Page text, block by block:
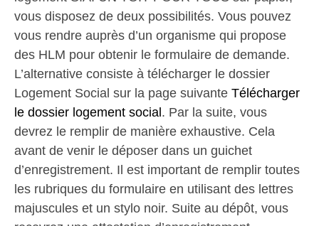
vous disposez de deux possibilités. Vous pouvez
vous rendre auprès d’un organisme qui propose
des HLM pour obtenir le formulaire de demande.
L’alternative consiste à télécharger le dossier
Logement Social sur la page suivante Télécharger
le dossier logement social . Par la suite, vous
devrez le remplir de manière exhaustive. Cela
avant de venir le déposer dans un guichet
d’enregistrement. Il est important de remplir toutes
les rubriques du formulaire en utilisant des lettres
majuscules et un stylo noir. Suite au dépôt, vous